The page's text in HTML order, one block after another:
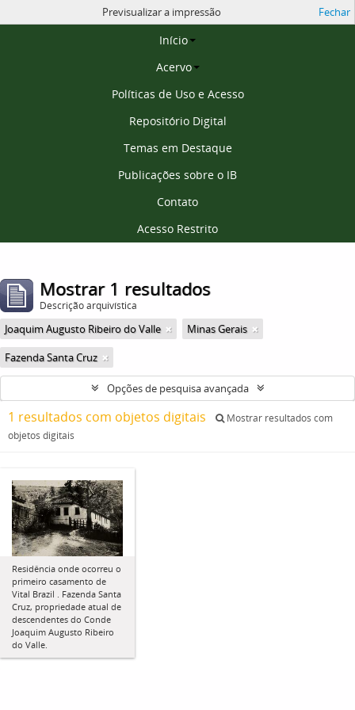
Página inicial
Início
Acervo
Políticas de Uso e Acesso
Repositório Digital
Temas em Destaque
Publicações sobre o IB
Contato
Acesso Restrito
Previsualizar a impressão Fechar
Mostrar 1 resultados
Descrição arquivística
Joaquim Augusto Ribeiro do Valle
Minas Gerais
Fazenda Santa Cruz
Opções de pesquisa avançada
1 resultados com objetos digitais
Mostrar resultados com
objetos digitais
Residência onde ocorreu o
primeiro casamento de
Vital Brazil . Fazenda Santa
Cruz, propriedade atual de
descendentes do Conde
Joaquim Augusto Ribeiro
do Valle.